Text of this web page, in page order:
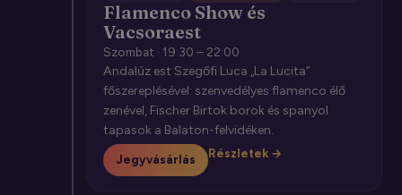
Flamenco Show és
Vacsoraest
Szombat · 19:30 – 22:00
Andalúz est Szegőfi Luca „La Lucita”
főszereplésével: szenvedélyes flamenco élő
zenével, Fischer Birtok borok és spanyol
tapasok a Balaton-felvidéken.
Jegyvásárlás Részletek →